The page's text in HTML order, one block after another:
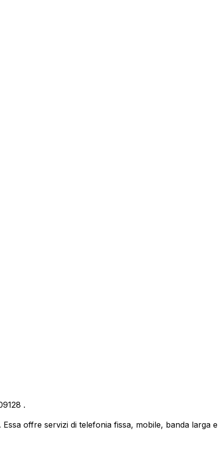
.
offre servizi di telefonia fissa, mobile, banda larga e